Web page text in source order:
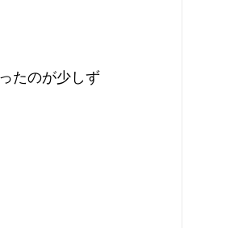
たのが少しず